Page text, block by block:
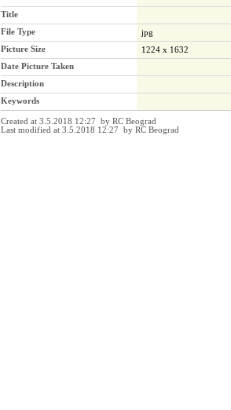
Title
File Type
jpg
Picture Size
1224 x 1632
Date Picture Taken
Description
Keywords
Created at 3.5.2018 12:27 by RC Beograd
Last modified at 3.5.2018 12:27 by RC Beograd